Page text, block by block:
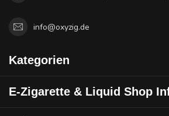
info@oxyzig.de
Kategorien
E-Zigarette & Liquid Shop